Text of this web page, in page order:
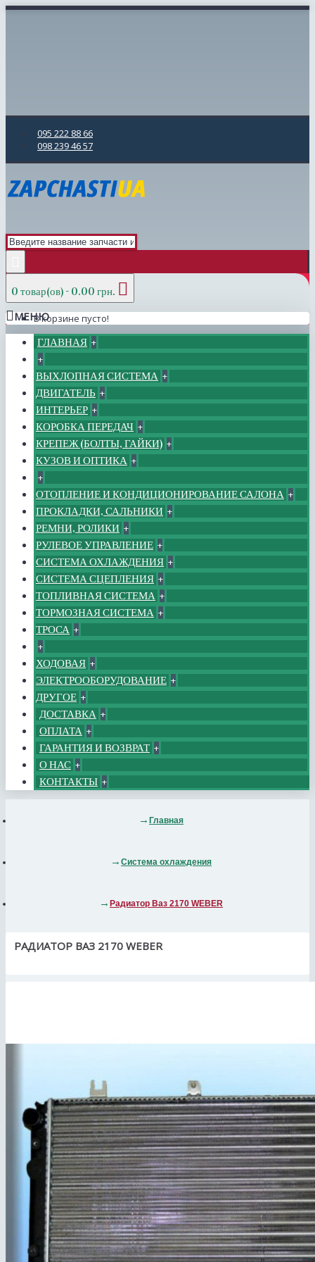
095 222 88 66
098 239 46 57
0 товар(ов) - 0.00 грн.
В корзине пусто!
МЕНЮ
ГЛАВНАЯ +
+
ВЫХЛОПНАЯ СИСТЕМА +
ДВИГАТЕЛЬ +
ИНТЕРЬЕР +
КОРОБКА ПЕРЕДАЧ +
КРЕПЕЖ (БОЛТЫ, ГАЙКИ) +
КУЗОВ И ОПТИКА +
+
ОТОПЛЕНИЕ И КОНДИЦИОНИРОВАНИЕ САЛОНА +
ПРОКЛАДКИ, САЛЬНИКИ +
РЕМНИ, РОЛИКИ +
РУЛЕВОЕ УПРАВЛЕНИЕ +
СИСТЕМА ОХЛАЖДЕНИЯ +
СИСТЕМА СЦЕПЛЕНИЯ +
ТОПЛИВНАЯ СИСТЕМА +
ТОРМОЗНАЯ СИСТЕМА +
ТРОСА +
+
ХОДОВАЯ +
ЭЛЕКТРООБОРУДОВАНИЕ +
ДРУГОЕ +
ДОСТАВКА +
ОПЛАТА +
ГАРАНТИЯ И ВОЗВРАТ +
О НАС +
КОНТАКТЫ +
Главная
Система охлаждения
Радиатор Ваз 2170 WEBER
РАДИАТОР ВАЗ 2170 WEBER